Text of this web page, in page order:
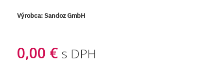
Výrobca:Sandoz GmbH
0,00 € s DPH